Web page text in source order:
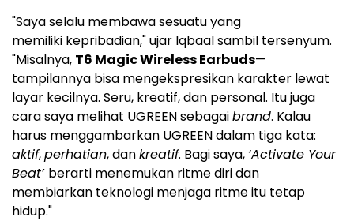
"Saya selalu membawa sesuatu yang
memiliki kepribadian," ujar Iqbaal sambil tersenyum.
"Misalnya, T6 Magic Wireless Earbuds—
tampilannya bisa mengekspresikan karakter lewat
layar kecilnya. Seru, kreatif, dan personal. Itu juga
cara saya melihat UGREEN sebagaibrand. Kalau
harus menggambarkan UGREEN dalam tiga kata:
aktif,perhatian, dankreatif. Bagi saya, ‘Activate Your
Beat’ berarti menemukan ritme diri dan
membiarkan teknologi menjaga ritme itu tetap
hidup."